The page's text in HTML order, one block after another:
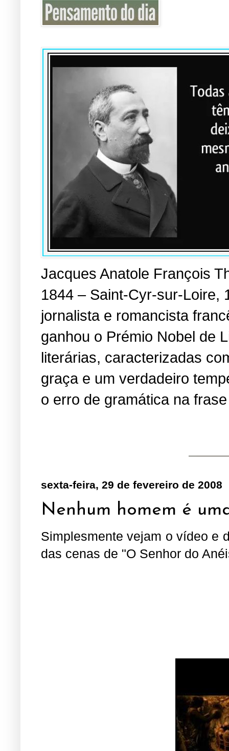
Jacques Anatole François
1844 – Saint-Cyr-sur-Loire,
jornalista e romancista
ganhou o Prémio Nobel de
literárias, caracterizadas
graça e um verdadeiro
o erro de gramática na
sexta-feira, 29 de fevereiro de 2008
Nenhum homem é
Simplesmente vejam o vídeo e
das cenas de "O Senhor do